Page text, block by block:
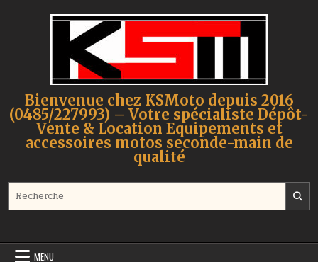
Bienvenue chez KSMoto depuis 2016
(0485/227993) – Votre spécialiste Dépôt-
Vente & Location Equipements et
accessoires motos seconde-main de
qualité
MENU